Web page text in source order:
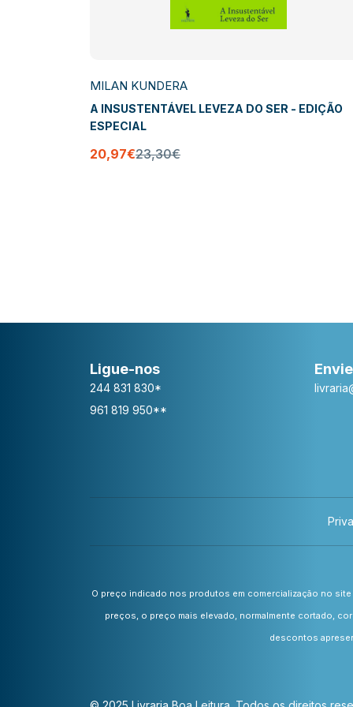
MILAN KUNDERA
A INSUSTENTÁVEL LEVEZA DO SER - EDIÇÃO
ESPECIAL
20,97€23,30€
Ligue-nos
244 831 830*
961 819 950**
O preço indicado nos produtos em comercialização no
preços, o preço mais elevado, normalmente cortado,
descontos